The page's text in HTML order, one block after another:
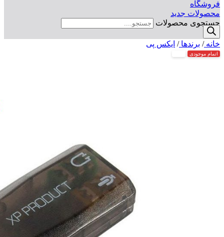
فروشگاه
محصولات جدید
جستجوی محصولات
خانه/ برندها/ ایکس پی
اتمام موجودی